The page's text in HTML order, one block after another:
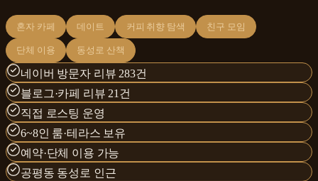
혼자 카페 데이트 커피 취향 탐색 친구 모임
단체 이용 동성로 산책
네이버 방문자 리뷰 283건
블로그·카페 리뷰 21건
직접 로스팅 운영
6~8인 룸·테라스 보유
예약·단체 이용 가능
공평동 동성로 인근